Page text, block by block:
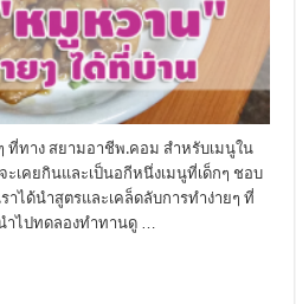
ที่ทาง สยามอาชีพ.คอม สำหรับเมนูใน
เคยกินและเป็นอกีหนึ่งเมนูที่เด็กๆ ชอบ
าได้นำสูตรและเคล็ดลับการทำง่ายๆ ที่
ำไปทดลองทำทานดู …